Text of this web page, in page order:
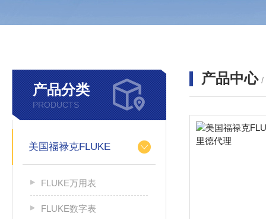
产品分类
PRODUCTS
美国福禄克FLUKE
FLUKE万用表
FLUKE数字表
产品中心 /